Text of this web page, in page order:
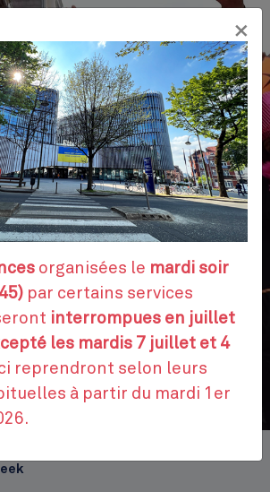
Aller
contenu
principal
DÉMARCHES
VOUS
NOUS
FR
×
organisées le mardi soir
par certains services
interrompues en juillet
les mardis 7 juillet et 4
reprendront selon leurs
à partir du mardi 1er